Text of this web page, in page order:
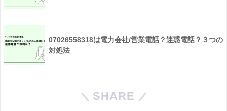
07026558318は電力会社/営業電話？迷惑電話？３つの
対処法
SHARE